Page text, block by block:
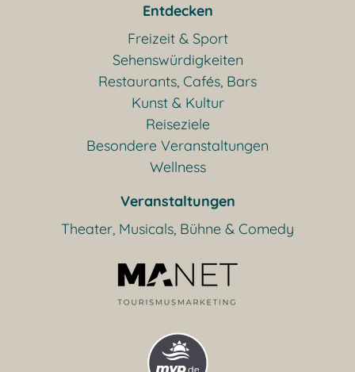
Entdecken
Freizeit & Sport
Sehenswürdigkeiten
Restaurants, Cafés, Bars
Kunst & Kultur
Reiseziele
Besondere Veranstaltungen
Wellness
Veranstaltungen
Theater, Musicals, Bühne & Comedy